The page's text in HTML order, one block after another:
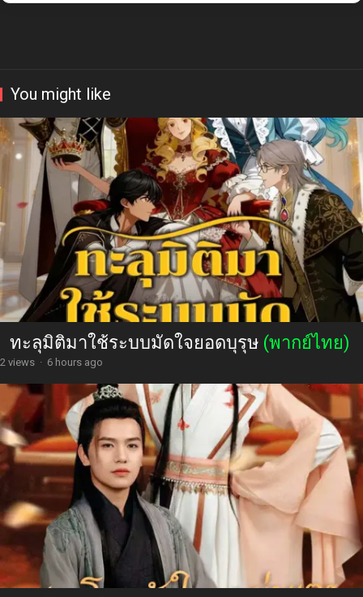
You might like
ทะลุมิติมาใช้ระบบมัดใจยอดบุรุษ (พากย์ไทย)
2 views · 6 hours ago